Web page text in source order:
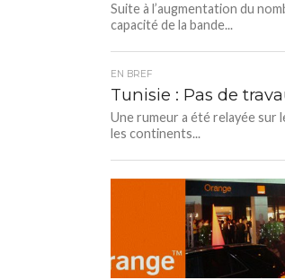
Suite à l’augmentation du
capacité de la bande...
EN BREF
Tunisie : Pas de
Une rumeur a été relayée sur
les continents...